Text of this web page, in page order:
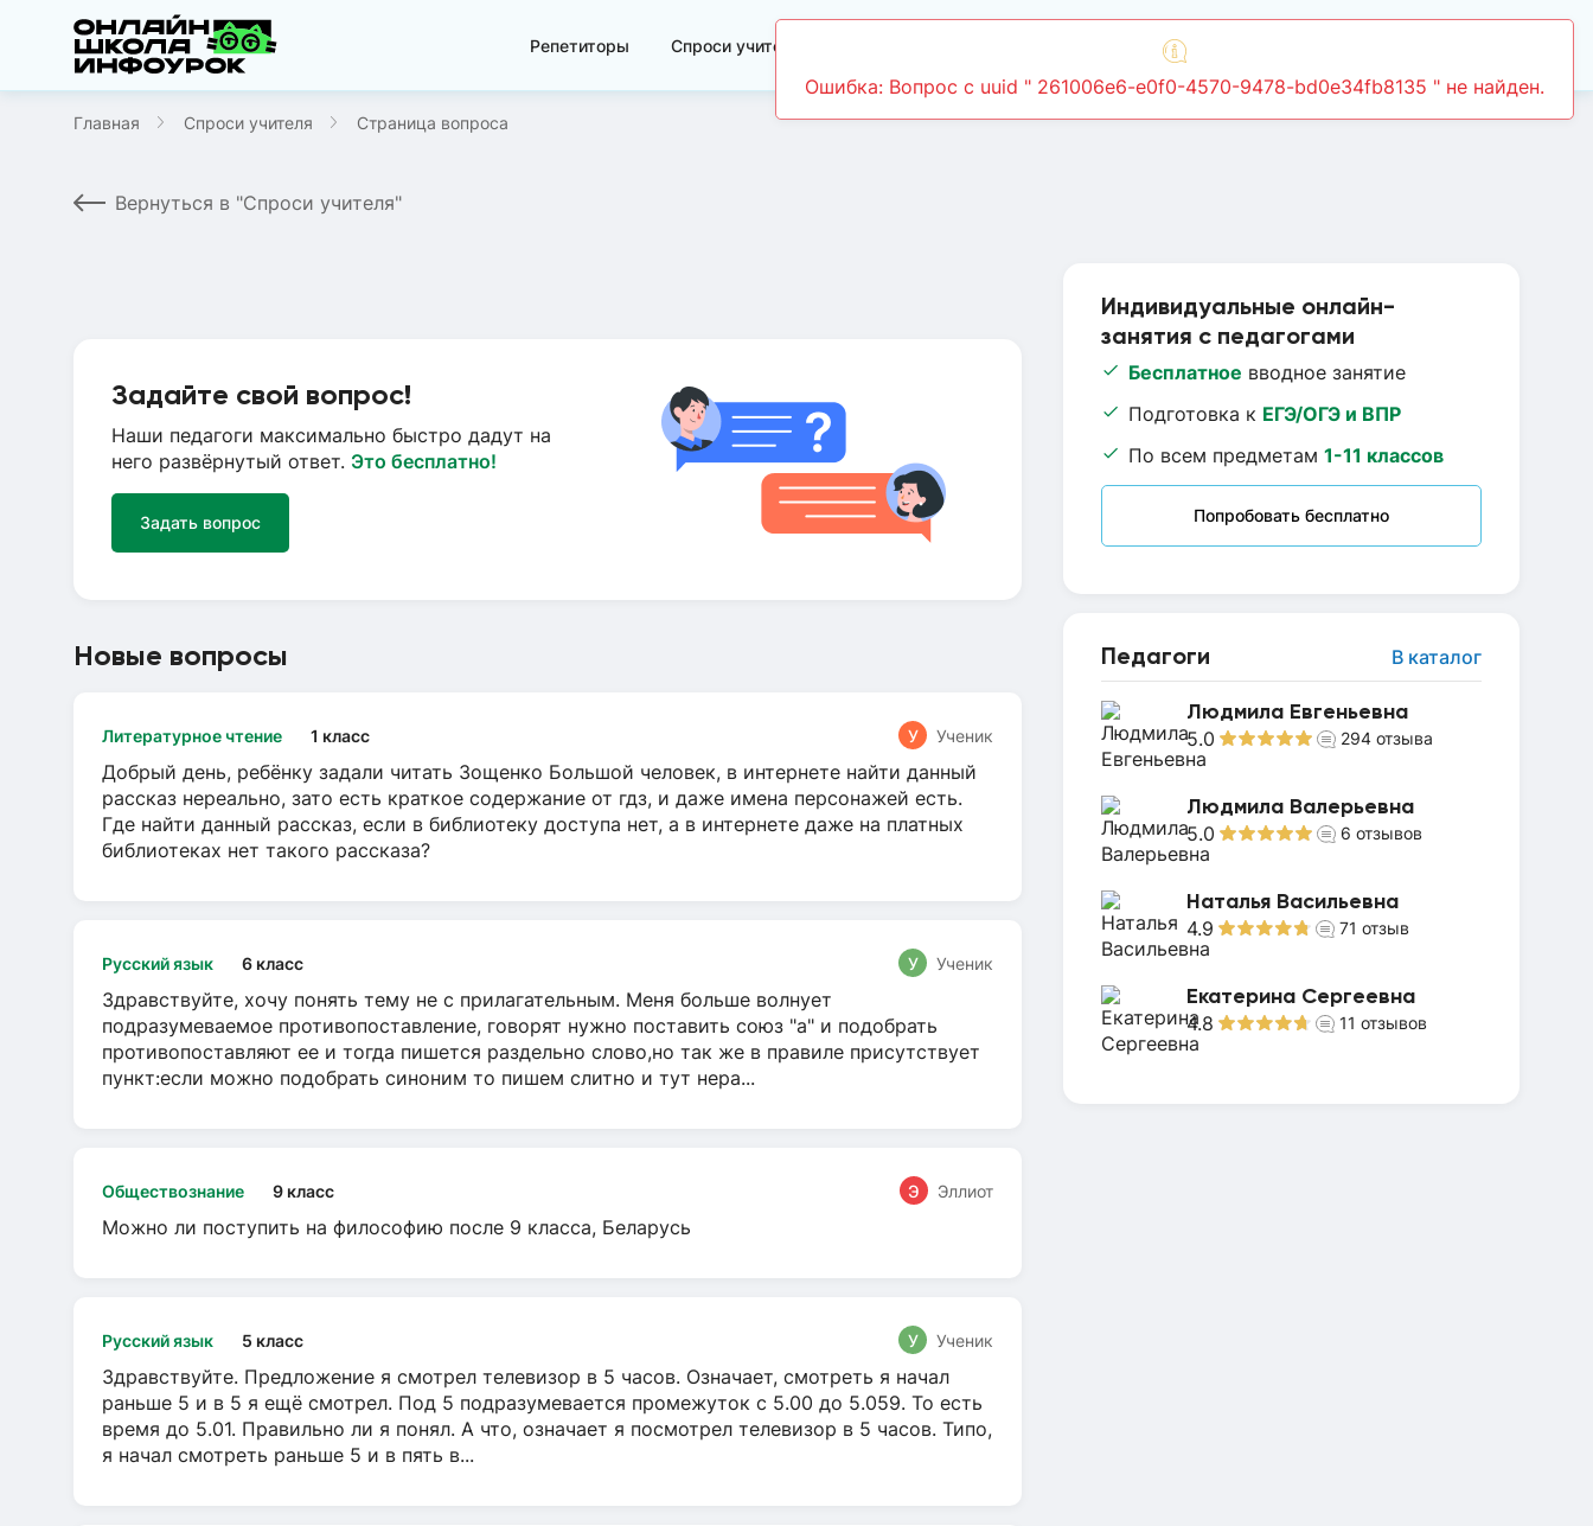
Репетиторы Спроси учителя
Ошибка: Вопрос c uuid " 261006e6-e0f0-4570-9478-bd0e34fb8135 " не найден.
Главная Спроси учителя Страница вопроса
Вернуться в "Спроси учителя"
Индивидуальные онлайн-
занятия с педагогами
Бесплатное вводное занятие
Подготовка к ЕГЭ/ОГЭ и ВПР
По всем предметам 1-11 классов
Попробовать бесплатно
Педагоги В каталог
Людмила Евгеньевна
5.0 294 отзыва
Людмила Валерьевна
5.0 6 отзывов
Наталья Васильевна
4.9 71 отзыв
Екатерина Сергеевна
4.8 11 отзывов
Задайте свой вопрос!
Наши педагоги максимально быстро дадут на
него развёрнутый ответ. Это бесплатно!
Задать вопрос
Новые вопросы
Литературное чтение 1 класс У Ученик
Добрый день, ребёнку задали читать Зощенко Большой человек, в интернете найти данный
рассказ нереально, зато есть краткое содержание от гдз, и даже имена персонажей есть.
Где найти данный рассказ, если в библиотеку доступа нет, а в интернете даже на платных
библиотеках нет такого рассказа?
Русский язык 6 класс У Ученик
Здравствуйте, хочу понять тему не с прилагательным. Меня больше волнует
подразумеваемое противопоставление, говорят нужно поставить союз "а" и подобрать
противопоставляют ее и тогда пишется раздельно слово,но так же в правиле присутствует
пункт:если можно подобрать синоним то пишем слитно и тут нера...
Обществознание 9 класс Э Эллиот
Можно ли поступить на философию после 9 класса, Беларусь
Русский язык 5 класс У Ученик
Здравствуйте. Предложение я смотрел телевизор в 5 часов. Означает, смотреть я начал
раньше 5 и в 5 я ещё смотрел. Под 5 подразумевается промежуток с 5.00 до 5.059. То есть
время до 5.01. Правильно ли я понял. А что, означает я посмотрел телевизор в 5 часов. Типо,
я начал смотреть раньше 5 и в пять в...